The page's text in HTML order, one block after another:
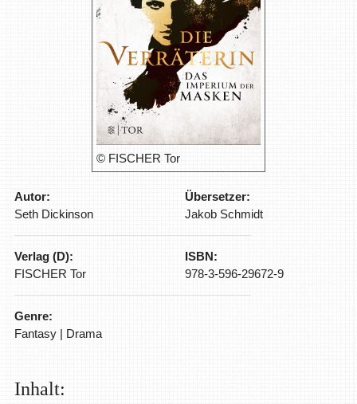
© FISCHER Tor
Autor:
Seth Dickinson
Übersetzer:
Jakob Schmidt
Verlag (D):
FISCHER Tor
ISBN:
978-3-596-29672-9
Genre:
Fantasy | Drama
Inhalt: